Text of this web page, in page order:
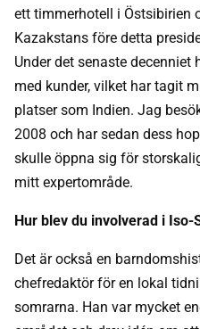
ett timmerhotell i Östsibirien
Kazakstans före detta
Under det senaste
med kunder, vilket har tagit
platser som Indien. Jag
2008 och har sedan dess
skulle öppna sig för
mitt expertområde.
Hur blev du involverad i Iso-
Det är också en
chefredaktör för en lokal
somrarna. Han var mycket